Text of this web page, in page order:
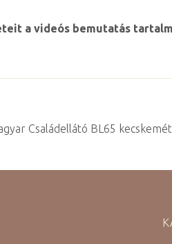
a videós bemutatás
Családellátó BL65